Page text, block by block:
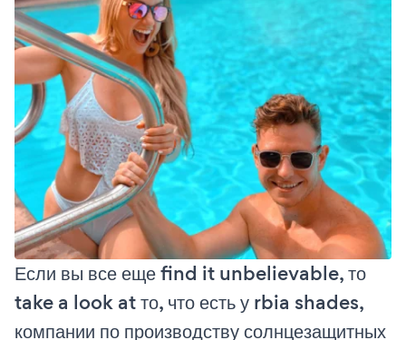
Если вы все еще find it unbelievable, то
take a look at то, что есть у rbia shades,
компании по производству солнцезащитных